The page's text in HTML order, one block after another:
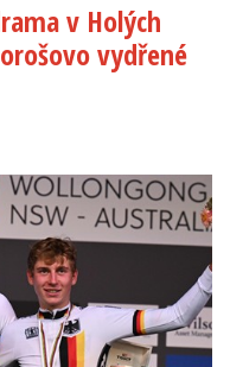
v Holých
vydřené